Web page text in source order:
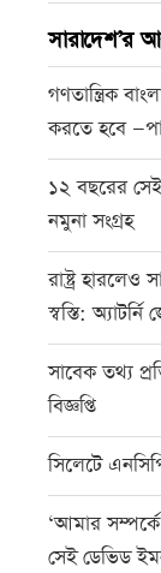
সারাদেশ’র
গণতান্ত্রিক
করতে হবে
১২ বছরের
নমুনা সংগ্রহ
রাষ্ট্র হারলেও
স্বস্তি: অ্যাটর্নি
সাবেক তথ্য
বিজ্ঞপ্তি
সিলেটে
‘আমার
সেই ডেভিড